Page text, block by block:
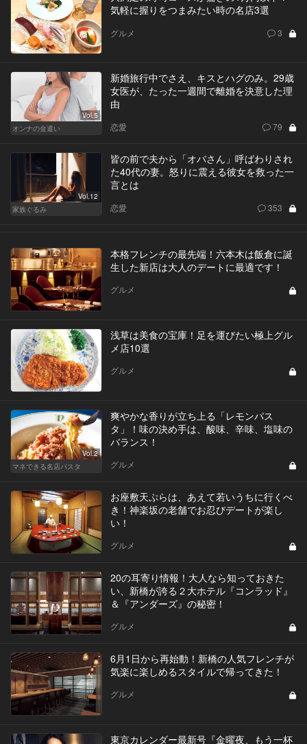
気軽に握りをつまみたい時の名店3選
グルメ 3
Vol.5
オンナの金遣い
新婚旅行中でさえ、キスとハグのみ。29歳
女医が、たった一週間で離婚を決意した理
由
恋愛 79
Vol.12
家族ぐるみ
皆の前で夫から「オバさん」呼ばわりされ
た40代の妻。怒りに震える彼女を救った一
言とは
恋愛 353
本格フレンチの最先端！六本木は飯倉に誕
生した新店は大人のデートに最適です！
グルメ
浅草は美食の宝庫！足を運びたい極上グル
メ店10選
グルメ
Vol.2
マネできる名店パスタ
爽やかな香りが立ち上る「レモンパス
タ」！味の決め手は、酸味、辛味、塩味の
バランス！
グルメ
お座敷天ぷらは、あえて若いうちに行くべ
き！神楽坂の老舗でお忍びデートが楽し
い！
グルメ
20の耳寄り情報！大人なら知っておきた
い、新橋が誇る２大ホテル『コンラッド』
＆『アンダーズ』の秘密！
グルメ
6月1日から再始動！新橋の人気フレンチが
気楽に楽しめるスタイルで帰ってきた！
グルメ
東京カレンダー最新号『金曜夜、もう一杯